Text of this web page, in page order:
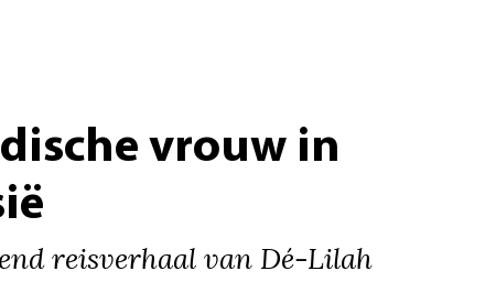
vrouw in
reisverhaal van Dé-Lilah